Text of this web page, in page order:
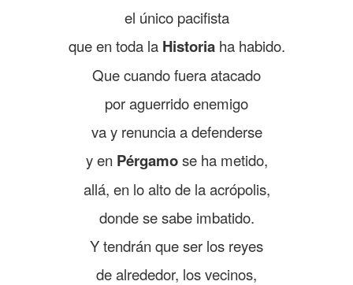
el único pacifista
que en toda la Historiaha habido.
Que cuando fuera atacado
por aguerrido enemigo
va y renuncia a defenderse
y en Pérgamose ha metido,
allá, en lo alto de la acrópolis,
donde se sabe imbatido.
Y tendrán que ser los reyes
de alrededor, los vecinos,